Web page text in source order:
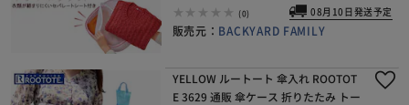
(0) 08月10日発送予定
販売元： BACKYARD FAMILY
YELLOW ルートート 傘入れ ROOTOT
E 3629 通販 傘ケース 折りたたみ トー